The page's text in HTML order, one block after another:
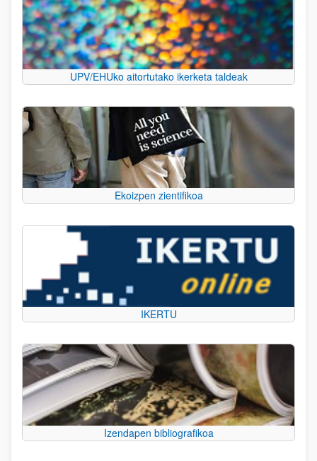
UPV/EHUko aitortutako ikerketa taldeak
Ekoizpen zientifikoa
IKERTU
Izendapen bibliografikoa